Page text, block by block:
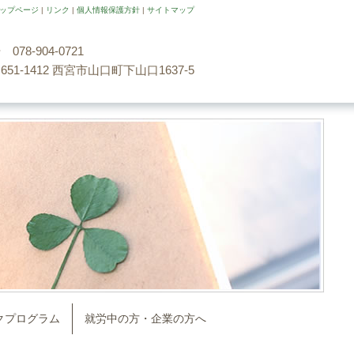
プページ | リンク | 個人情報保護方針 | サイトマップ
078-904-0721
1412 西宮市山口町下山口1637-5
プログラム 就労中の方・企業の方へ